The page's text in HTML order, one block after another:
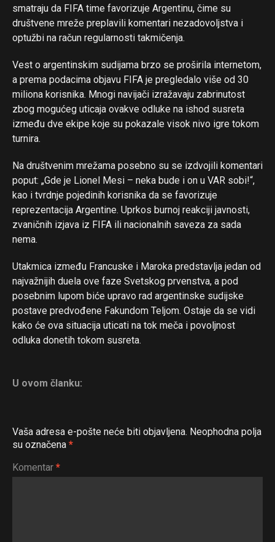
smatraju da FIFA time favorizuje Argentinu, čime su
društvene mreže preplavili komentari nezadovoljstva i
optužbi na račun regularnosti takmičenja.
Vest o argentinskim sudijama brzo se proširila internetom,
a prema podacima objavu FIFA je pregledalo više od 30
miliona korisnika. Mnogi navijači izražavaju zabrinutost
zbog mogućeg uticaja ovakve odluke na ishod susreta
između dve ekipe koje su pokazale visok nivo igre tokom
turnira.
Na društvenim mrežama posebno su se izdvojili komentari
poput: „Gde je Lionel Mesi – neka bude i on u VAR sobi!“,
kao i tvrdnje pojedinih korisnika da se favorizuje
reprezentacija Argentine. Uprkos burnoj reakciji javnosti,
zvaničnih izjava iz FIFA ili nacionalnih saveza za sada
nema.
Utakmica između Francuske i Maroka predstavlja jedan od
najvažnijih duela ove faze Svetskog prvenstva, a pod
posebnim lupom biće upravo rad argentinske sudijske
postave predvođene Fakundom Teljom. Ostaje da se vidi
kako će ova situacija uticati na tok meča i povoljnost
odluka donetih tokom susreta.
U ovom članku:
Vaša adresa e-pošte neće biti objavljena. Neophodna polja
su označena *
Komentar *
Flipboard
Reddit
Pinterest